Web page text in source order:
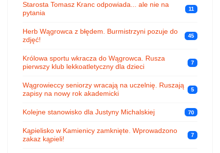
Starosta Tomasz Kranc odpowiada... ale nie na
pytania
11
Herb Wągrowca z błędem. Burmistrzyni pozuje do
zdjęć!
45
Królowa sportu wkracza do Wągrowca. Rusza
pierwszy klub lekkoatletyczny dla dzieci
7
Wągrowieccy seniorzy wracają na uczelnię. Ruszają
zapisy na nowy rok akademicki
5
Kolejne stanowisko dla Justyny Michalskiej 70
Kąpielisko w Kamienicy zamknięte. Wprowadzono
zakaz kąpieli!
7